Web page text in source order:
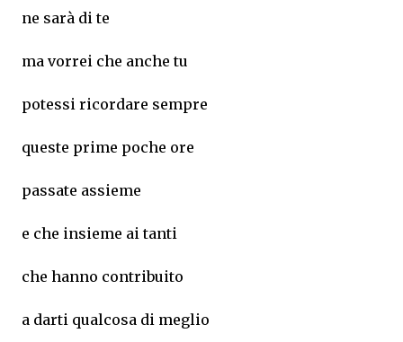
ne sarà di te
ma vorrei che anche tu
potessi ricordare sempre
queste prime poche ore
passate assieme
e che insieme ai tanti
che hanno contribuito
a darti qualcosa di meglio